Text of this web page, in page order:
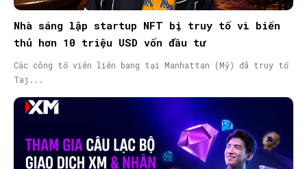
Nhà sáng lập startup NFT bị truy tố vì biển
thủ hơn 10 triệu USD vốn đầu tư
Các công tố viên liên bang tại Manhattan (Mỹ) đã truy tố
Taj...